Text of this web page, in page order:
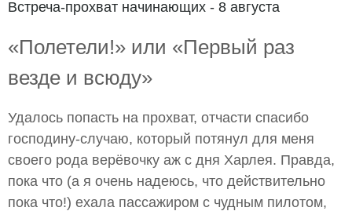
Встреча-прохват начинающих - 8 августа
«Полетели!» или «Первый раз
везде и всюду»
Удалось попасть на прохват, отчасти спасибо
господину-случаю, который потянул для меня
своего рода верёвочку аж с дня Харлея. Правда,
пока что (а я очень надеюсь, что действительно
пока что!) ехала пассажиром с чудным пилотом,